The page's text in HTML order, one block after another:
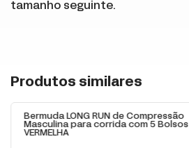
tamanho seguinte.
Produtos similares
Bermuda LONG RUN de Compressão
Masculina para corrida com 5 Bolsos
VERMELHA
+